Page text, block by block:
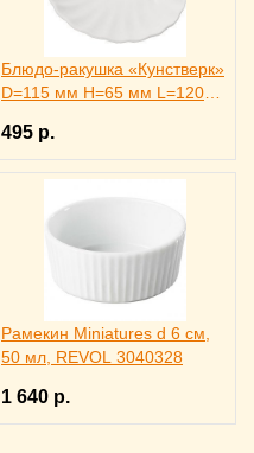
Блюдо-ракушка «Кунстверк»
D=115 мм H=65 мм L=120
3020736
495 р.
Рамекин Miniatures d 6 см,
50 мл, REVOL 3040328
1 640 р.